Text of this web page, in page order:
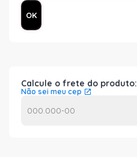
Calcule o frete do produto:
Não sei meu cep